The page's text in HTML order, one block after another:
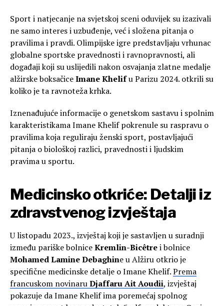
Sport i natjecanje na svjetskoj sceni oduvijek su izazivali
ne samo interes i uzbuđenje, već i složena pitanja o
pravilima i pravdi. Olimpijske igre predstavljaju vrhunac
globalne sportske pravednosti i ravnopravnosti, ali
događaji koji su uslijedili nakon osvajanja zlatne medalje
alžirske boksačiceImane Khelifu Parizu 2024. otkrili su
koliko je ta ravnoteža krhka.
Iznenađujuće informacije o genetskom sastavu i spolnim
karakteristikama Imane Khelif pokrenule su raspravu o
pravilima koja reguliraju ženski sport, postavljajući
pitanja o biološkoj razlici, pravednosti i ljudskim
pravima u sportu.
Medicinsko otkriće: Detalji iz
zdravstvenog izvještaja
U listopadu 2023., izvještaj koji je sastavljen u suradnji
između pariške bolniceKremlin-Bicêtrei bolnice
Mohamed Lamine Debaghine u Alžiru otkrio je
specifične medicinske detalje o Imane Khelif.Prema
francuskom novinaruDjaffaru Ait Aoudii, izvještaj
pokazuje da Imane Khelif ima poremećaj spolnog